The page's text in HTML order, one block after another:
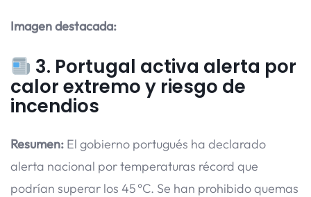
Imagen destacada:
3. Portugal activa alerta por
calor extremo y riesgo de
incendios
Resumen: El gobierno portugués ha declarado
alerta nacional por temperaturas récord que
podrían superar los 45 °C. Se han prohibido quemas